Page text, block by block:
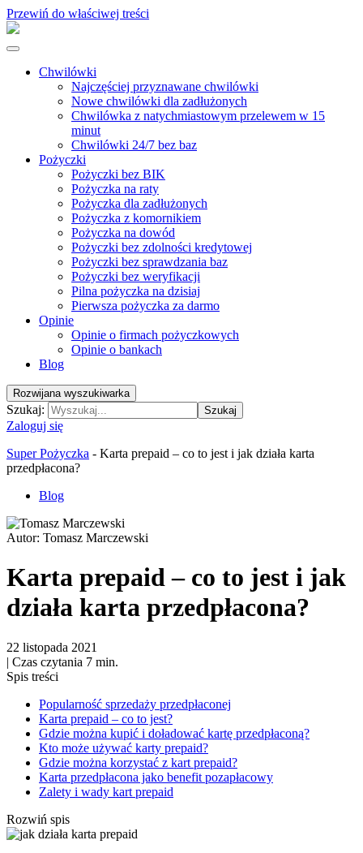
Przewiń do właściwej treści
Chwilówki
Najczęściej przyznawane chwilówki
Nowe chwilówki dla zadłużonych
Chwilówka z natychmiastowym przelewem w 15
minut
Chwilówki 24/7 bez baz
Pożyczki
Pożyczki bez BIK
Pożyczka na raty
Pożyczka dla zadłużonych
Pożyczka z komornikiem
Pożyczka na dowód
Pożyczki bez zdolności kredytowej
Pożyczki bez sprawdzania baz
Pożyczki bez weryfikacji
Pilna pożyczka na dzisiaj
Pierwsza pożyczka za darmo
Opinie
Opinie o firmach pożyczkowych
Opinie o bankach
Blog
Rozwijana wyszukiwarka
Szukaj: Szukaj
Zaloguj się
Super Pożyczka - Karta prepaid – co to jest i jak działa karta
przedpłacona?
Blog
Autor: Tomasz Marczewski
Karta prepaid – co to jest i jak
działa karta przedpłacona?
22 listopada 2021
| Czas czytania 7 min.
Spis treści
Popularność sprzedaży przedpłaconej
Karta prepaid – co to jest?
Gdzie można kupić i doładować kartę przedpłaconą?
Kto może używać karty prepaid?
Gdzie można korzystać z kart prepaid?
Karta przedpłacona jako benefit pozapłacowy
Zalety i wady kart prepaid
Rozwiń spis